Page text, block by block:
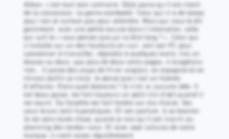
Alban, c’est tout mon contraire. Déjà parce qu’il est client
de la concession. Le genre overbooké. Celui qui n’a de temps
pour rien et surtout pas pour attendre. Mais qui vous le dit
gentiment, avec une petite excuse dans l’intonation, celle
qui suit le « vous pensez que ça va être long ? ». Celui qui
s’installe sur un des fauteuils en cuir, sort son PC pour
commencer à travailler, répondre à quelques mails, lire un
dossier ou deux, pas plus de deux cents pages, n’exagérons
rien… Il passe des coups de fil en anglais, en espagnol et en
chinois (enfin je crois). Je pense que c’est un homme
d’affaires. Dans quel domaine ? Je n’en ai aucune idée. Il
est beau gosse, me fait toujours un petit clin d’œil quand il
me sourit. Sa fossette me fait fondre sur ma chaise. Ses
yeux bruns sont hypnotiques. Et son parfum, à se damner.
Je me sens toute chose, quand je vois qu’il est inscrit au
planning des rendez-vous. Et avec sept voitures de notre
marque, il vient assez régulièrement.